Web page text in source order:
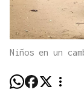
Niños en un